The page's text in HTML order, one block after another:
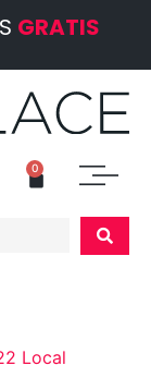
GRATIS
0
Local